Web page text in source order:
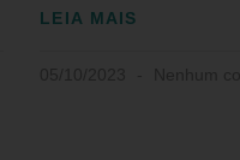
LEIA MAIS